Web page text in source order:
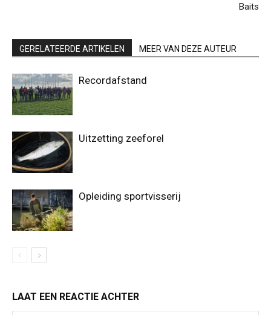
Baits
GERELATEERDE ARTIKELEN MEER VAN DEZE AUTEUR
Recordafstand
Uitzetting zeeforel
Opleiding sportvisserij
LAAT EEN REACTIE ACHTER